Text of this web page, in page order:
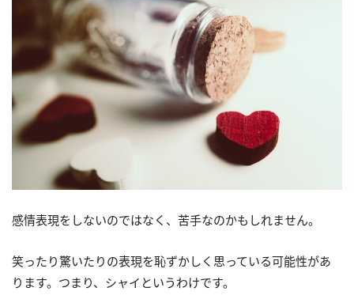
感情表現をしないのではなく、苦手なのかもしれません。
笑ったり驚いたりの表現を恥ずかしく思っている可能性があ
ります。つまり、シャイというわけです。